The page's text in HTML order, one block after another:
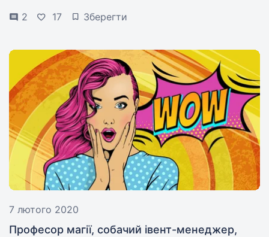
2 17 Зберегти
7 лютого 2020
Професор магії, собачий івент-менеджер,